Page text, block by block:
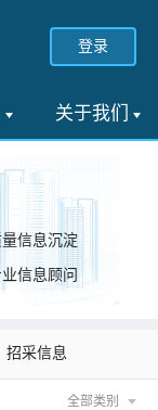
登录
关于我们
信息沉淀
信息顾问
招采信息
全部类别